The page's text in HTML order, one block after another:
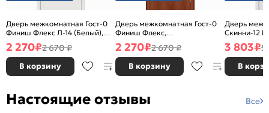
Дверь межкомнатная Гост-0
Финиш Флекс Л-14 (Белый),
глухая, каркасно-щитовая
2 270₽2 670 ₽
В корзину
Дверь межкомнатная Гост-0
Финиш Флекс,
Ламинированные Л-11
(ИталОрех), глухая, каркасно-
щитовая
2 270₽2 670 ₽
В корзину
Дверь
Скинни-12
глухая,
3 803₽5
В
Настоящие отзывы Все